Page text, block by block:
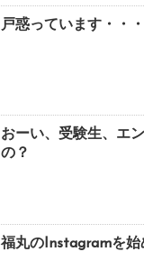
戸惑っています・・・
おーい、受験生、エ
の？
福丸のInstagramを始